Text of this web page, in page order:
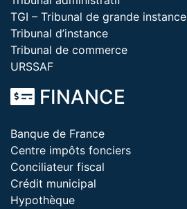
TGI – Tribunal de grande instance
Tribunal d’instance
Tribunal de commerce
URSSAF
FINANCE
Banque de France
Centre impôts fonciers
Conciliateur fiscal
Crédit municipal
Hypothèque